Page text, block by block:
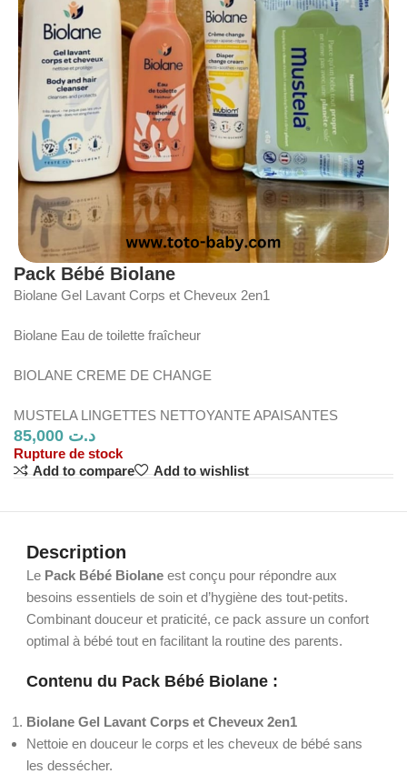
Pack Bébé Biolane
Biolane Gel Lavant Corps et Cheveux 2en1
Biolane Eau de toilette fraîcheur
BIOLANE CREME DE CHANGE
MUSTELA LINGETTES NETTOYANTE APAISANTES
د.ت
Rupture de stock
Add to compare
Add to wishlist
Description
Le Pack Bébé Biolane est conçu pour répondre aux
besoins essentiels de soin et d’hygiène des tout-petits.
Combinant douceur et praticité, ce pack assure un confort
optimal à bébé tout en facilitant la routine des parents.
Contenu du Pack Bébé Biolane :
Biolane Gel Lavant Corps et Cheveux 2en1
Nettoie en douceur le corps et les cheveux de bébé sans
les dessécher.